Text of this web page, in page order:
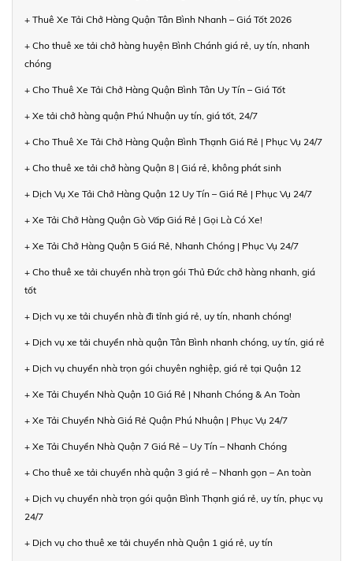
+ Thuê Xe Tải Chở Hàng Quận Tân Bình Nhanh – Giá Tốt 2026
+ Cho thuê xe tải chở hàng huyện Bình Chánh giá rẻ, uy tín, nhanh
chóng
+ Cho Thuê Xe Tải Chở Hàng Quận Bình Tân Uy Tín – Giá Tốt
+ Xe tải chở hàng quận Phú Nhuận uy tín, giá tốt, 24/7
+ Cho Thuê Xe Tải Chở Hàng Quận Bình Thạnh Giá Rẻ | Phục Vụ 24/7
+ Cho thuê xe tải chở hàng Quận 8 | Giá rẻ, không phát sinh
+ Dịch Vụ Xe Tải Chở Hàng Quận 12 Uy Tín – Giá Rẻ | Phục Vụ 24/7
+ Xe Tải Chở Hàng Quận Gò Vấp Giá Rẻ | Gọi Là Có Xe!
+ Xe Tải Chở Hàng Quận 5 Giá Rẻ, Nhanh Chóng | Phục Vụ 24/7
+ Cho thuê xe tải chuyển nhà trọn gói Thủ Đức chở hàng nhanh, giá
tốt
+ Dịch vụ xe tải chuyển nhà đi tỉnh giá rẻ, uy tín, nhanh chóng!
+ Dịch vụ xe tải chuyển nhà quận Tân Bình nhanh chóng, uy tín, giá rẻ
+ Dịch vụ chuyển nhà trọn gói chuyên nghiệp, giá rẻ tại Quận 12
+ Xe Tải Chuyển Nhà Quận 10 Giá Rẻ | Nhanh Chóng & An Toàn
+ Xe Tải Chuyển Nhà Giá Rẻ Quận Phú Nhuận | Phục Vụ 24/7
+ Xe Tải Chuyển Nhà Quận 7 Giá Rẻ – Uy Tín – Nhanh Chóng
+ Cho thuê xe tải chuyển nhà quận 3 giá rẻ – Nhanh gọn – An toàn
+ Dịch vụ chuyển nhà trọn gói quận Bình Thạnh giá rẻ, uy tín, phục vụ
24/7
+ Dịch vụ cho thuê xe tải chuyển nhà Quận 1 giá rẻ, uy tín